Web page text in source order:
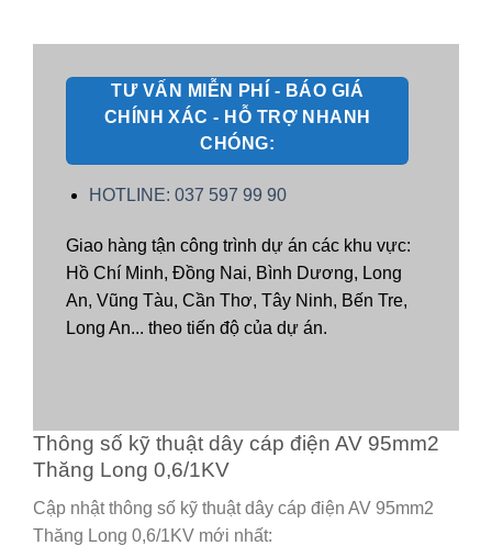
TƯ VẤN MIỄN PHÍ - BÁO GIÁ
CHÍNH XÁC - HỖ TRỢ NHANH
CHÓNG:
HOTLINE: 037 597 99 90
Giao hàng tận công trình dự án các khu vực:
Hồ Chí Minh, Đồng Nai, Bình Dương, Long
An, Vũng Tàu, Cần Thơ, Tây Ninh, Bến Tre,
Long An... theo tiến độ của dự án.
Thông số kỹ thuật dây cáp điện AV 95mm2
Thăng Long 0,6/1KV
Cập nhật thông số kỹ thuật dây cáp điện AV 95mm2
Thăng Long 0,6/1KV mới nhất: